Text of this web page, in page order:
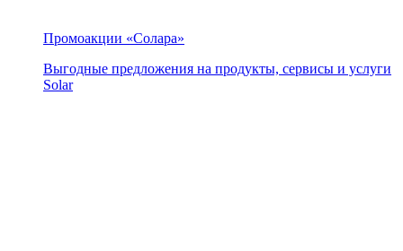
Промоакции «Солара»
Выгодные предложения на продукты, сервисы и услуги
Solar